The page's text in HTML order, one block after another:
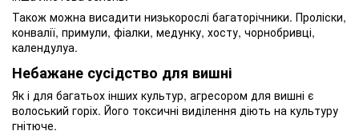
Також можна висадити низькорослі багаторічники. Проліски,
конвалії, примули, фіалки, медунку, хосту, чорнобривці,
календулуа.
Небажане сусідство для вишні
Як і для багатьох інших культур, агресором для вишні є
волоський горіх. Його токсичні виділення діють на культуру
гнітюче.